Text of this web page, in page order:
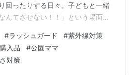
回ったりする日々。子どもと一緒
んてさせない！！」という場面が
トパーカー」を探し始めました。
似たようなのがたくさんありすぎ
然分からない！」ってなったんで
#ラッシュガード #紫外線対策
入品 #公園ママ
対策